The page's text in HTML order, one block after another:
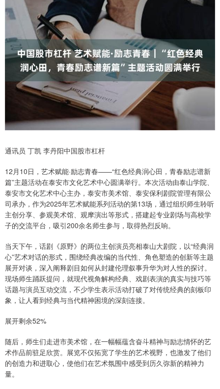
通讯员 丁凯 李丹阳中国股市杠杆
12月10日，艺术赋能·励志青春——“红色经典润心田，青春励志谱新
篇”主题活动在泰安市文化艺术中心圆满举行。本次活动由泰山学院、
泰安市文化艺术中心主办，泰安市美术馆、泰安保利剧院管理有限公
司承办，作为2025年艺术赋能系列活动的第13场，通过组织师生聆听
主创分享、参观美术馆、观摩演出等形式，搭建起专业剧场与高校学
子的交流平台，吸引200余名师生参与，取得热烈反响。
当天下午，话剧《原野》的两位主创演员亮相泰山大剧院，以“经典润
心”艺术对话的形式，围绕经典改编的当代性、角色塑造的创新等主题
展开对谈，深入阐释剧目如何从封建伦理叙事升华为对人性的探讨。
现场师生踊跃提问，就现代视角解构经典、戏剧表演的真实与技巧等
话题与演员互动交流，不少学生表示活动打破了对传统经典的刻板印
象，让人看到经典与当代精神困境的深刻连接。
展开剩余52%
随后，师生们走进市美术馆，在一幅幅蕴含奋斗精神与励志情怀的艺
术作品前驻足欣赏。展览不仅拓宽了学生的艺术视野，也激发了他们
的创造力和进取心，使他们在艺术氛围中感受到历久弥新的精神力
量。